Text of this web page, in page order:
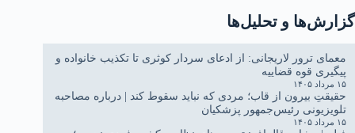
گزارش‌ها و تحلیل‌ها
معمای ترور لاریجانی: از ادعای سردار کوثری تا تکذیب خانواده و
پیگیری قوه قضاییه
۱۵ مرداد ۱۴۰۵
حقیقتِ بیرون از قاب؛ مردی که نباید سقوط کند | درباره مصاحبه
تلویزیونی رئیس‌جمهور پزشکیان
۱۵ مرداد ۱۴۰۵